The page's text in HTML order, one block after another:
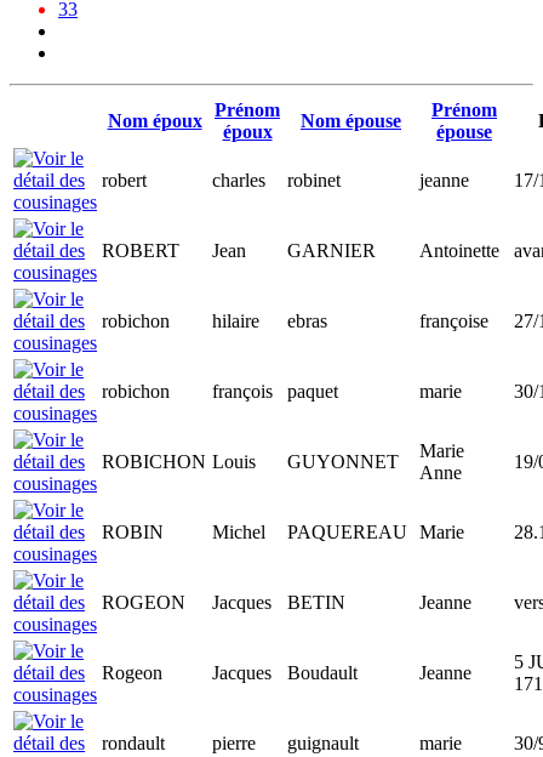
33
Nom époux
Prénom
époux
Nom épouse
Prénom
épouse
robert charles robinet jeanne 17/
ROBERT Jean GARNIER Antoinette
robichon hilaire ebras françoise 27/
robichon françois paquet marie 30/
ROBICHON Louis GUYONNET
Marie
Anne
19/
ROBIN Michel PAQUEREAU Marie
ROGEON Jacques BETIN Jeanne
Rogeon Jacques Boudault Jeanne
5
171
rondault pierre guignault marie 30/